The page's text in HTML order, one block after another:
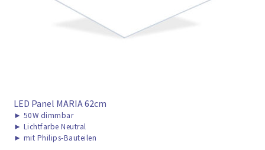
LED Panel MARIA 62cm
► 50W dimmbar
► Lichtfarbe Neutral
► mit Philips-Bauteilen